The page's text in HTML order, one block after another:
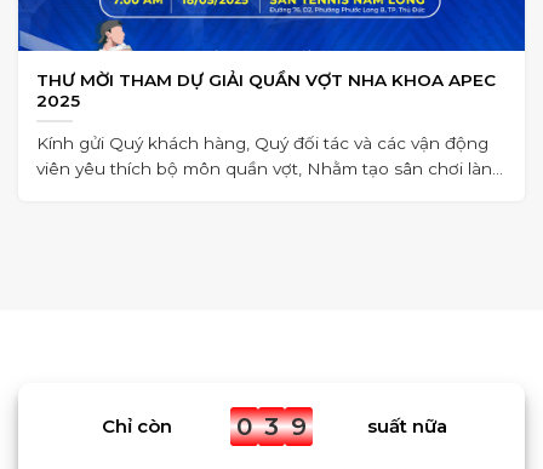
THƯ MỜI THAM DỰ GIẢI QUẦN VỢT NHA KHOA APEC
2025
Kính gửi Quý khách hàng, Quý đối tác và các vận động
viên yêu thích bộ môn quần vợt, Nhằm tạo sân chơi lành
Chỉ còn 0 3 9 suất nữa